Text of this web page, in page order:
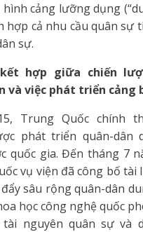
cảng lưỡng dụng
hợp cả nhu cầu quân sự
sự.
hợp giữa chiến
và việc phát triển cảng
Trung Quốc chính
phát triển quân-dân
quốc gia. Đến tháng 7
vụ viện đã công bố tài
sâu rộng quân-dân
học công nghệ quốc
nguyên quân sự và